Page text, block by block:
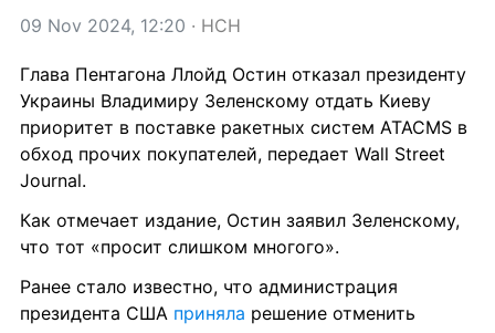
09 Nov 2024, 12:20 · НСН
Глава Пентагона Ллойд Остин отказал президенту
Украины Владимиру Зеленскому отдать Киеву
приоритет в поставке ракетных систем ATACMS в
обход прочих покупателей, передает Wall Street
Journal.
Как отмечает издание, Остин заявил Зеленскому,
что тот «просит слишком многого».
Ранее стало известно, что администрация
президента США приняла решение отменить